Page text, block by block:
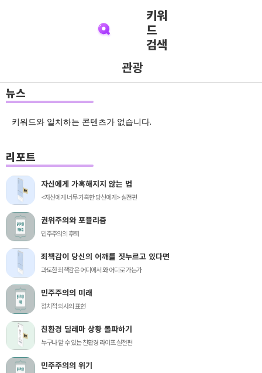
키워
드
검색
관광
뉴스
키워드와 일치하는 콘텐츠가 없습니다.
리포트
자신에게 가혹해지지 않는 법
<자신에게 너무 가혹한 당신에게> 실전편
권위주의와 포퓰리즘
민주주의의 후퇴
죄책감이 당신의 어깨를 짓누르고 있다면
과도한 죄책감은 어디에서 와 어디로 가는가
민주주의의 미래
정치적 의사의 표현
친환경 딜레마 상황 돌파하기
누구나 할 수 있는 친환경 라이프 실전편
민주주의의 위기